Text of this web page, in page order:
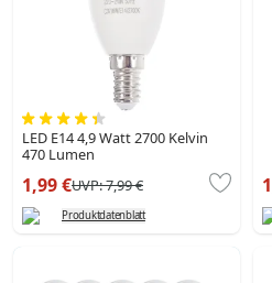
LED E14 4,9 Watt 2700 Kelvin
470 Lumen
1,99 €UVP:7,99 €
Produktdatenblatt